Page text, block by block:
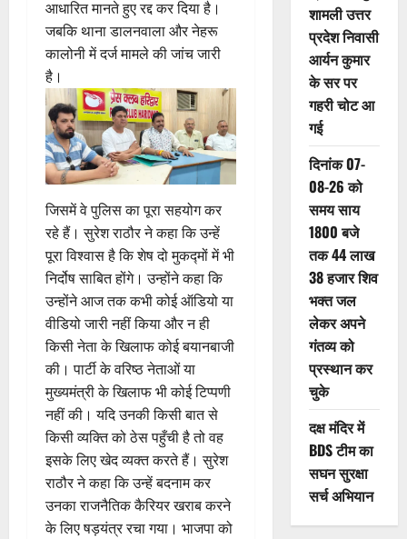
आधारित मानते हुए रद्द कर दिया है।
जबकि थाना डालनवाला और नेहरू
कालोनी में दर्ज मामले की जांच जारी
है।
जिसमें वे पुलिस का पूरा सहयोग कर
रहे हैं। सुरेश राठौर ने कहा कि उन्हें
पूरा विश्वास है कि शेष दो मुकद्मों में भी
निर्दोष साबित होंगे। उन्होंने कहा कि
उन्होंने आज तक कभी कोई ऑडियो या
वीडियो जारी नहीं किया और न ही
किसी नेता के खिलाफ कोई बयानबाजी
की। पार्टी के वरिष्ठ नेताओं या
मुख्यमंत्री के खिलाफ भी कोई टिप्पणी
नहीं की। यदि उनकी किसी बात से
किसी व्यक्ति को ठेस पहुँची है तो वह
इसके लिए खेद व्यक्त करते हैं। सुरेश
राठौर ने कहा कि उन्हें बदनाम कर
उनका राजनैतिक कैरियर खराब करने
के लिए षड़यंत्र रचा गया। भाजपा को
शामली उत्तर
प्रदेश निवासी
आर्यन कुमार
के सर पर
गहरी चोट आ
गई
दिनांक 07-
08-26 को
समय साय
1800 बजे
तक 44 लाख
38 हजार शिव
भक्त जल
लेकर अपने
गंतव्य को
प्रस्थान कर
चुके
दक्ष मंदिर में
BDS टीम का
सघन सुरक्षा
सर्च अभियान